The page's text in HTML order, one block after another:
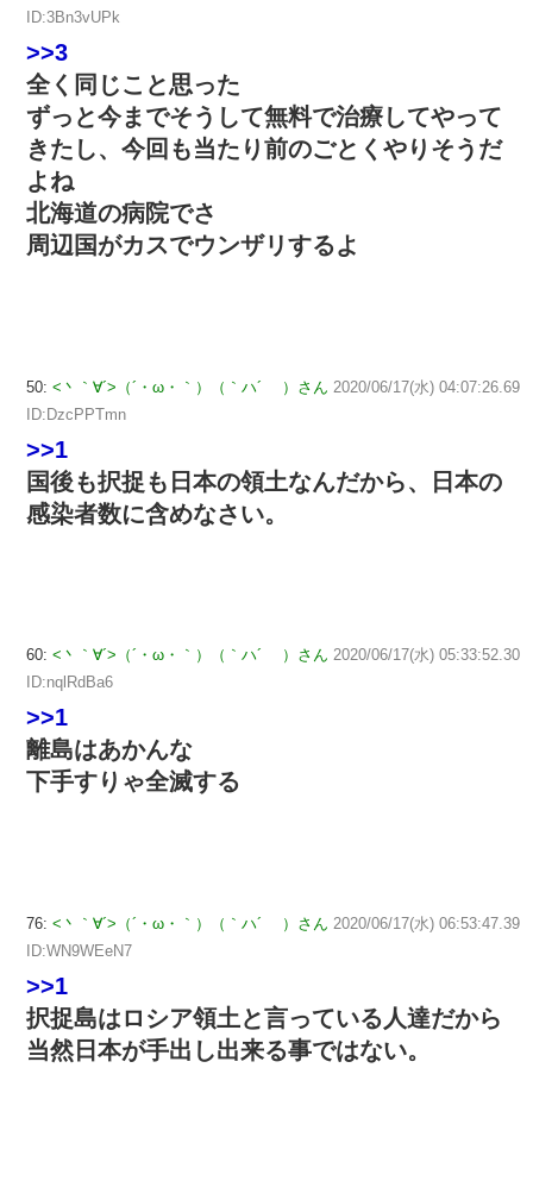
ID:3Bn3vUPk
>>3
全く同じこと思った
ずっと今までそうして無料で治療してやって
きたし、今回も当たり前のごとくやりそうだ
よね
北海道の病院でさ
周辺国がカスでウンザリするよ
50: <丶｀∀´>（´・ω・｀）（｀ハ´ ）さん 2020/06/17(水) 04:07:26.69
ID:DzcPPTmn
>>1
国後も択捉も日本の領土なんだから、日本の
感染者数に含めなさい。
60: <丶｀∀´>（´・ω・｀）（｀ハ´ ）さん 2020/06/17(水) 05:33:52.30
ID:nqlRdBa6
>>1
離島はあかんな
下手すりゃ全滅する
76: <丶｀∀´>（´・ω・｀）（｀ハ´ ）さん 2020/06/17(水) 06:53:47.39
ID:WN9WEeN7
>>1
択捉島はロシア領土と言っている人達だから
当然日本が手出し出来る事ではない。